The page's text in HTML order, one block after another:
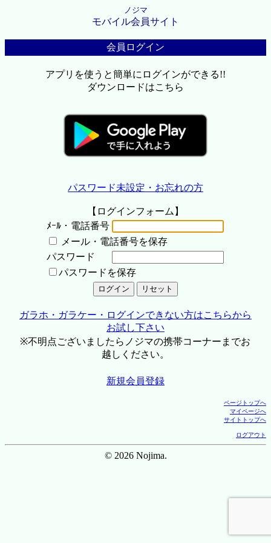
ノジマ
モバイル会員サイト
会員ログイン
アプリを使うと簡単にログインができる!!
ダウンロードはこちら
パスワード未設定・お忘れの方
【ログインフォーム】
ﾒｰﾙ・電話番号
メール・電話番号を保存
パスワード
パスワードを保存
ガラホ・ガラケー・ログインできない方はこちらから
お試し下さい
※不明点ございましたらノジマの携帯コーナーまでお
越しください。
新規会員登録
ページトップへ
マイページへ
サイトトップへ
ログアウト
© 2026 Nojima.